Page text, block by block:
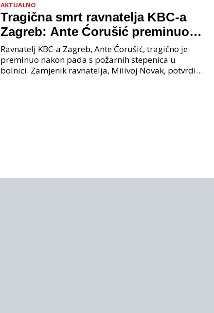
AKTUALNO
Tragična smrt ravnatelja KBC-a
Zagreb: Ante Ćorušić preminuo
nakon pada u bolnici, policija na
mjestu događaja
Ravnatelj KBC-a Zagreb, Ante Ćorušić, tragično je
preminuo nakon pada s požarnih stepenica u
bolnici. Zamjenik ravnatelja, Milivoj Novak, potvrdio